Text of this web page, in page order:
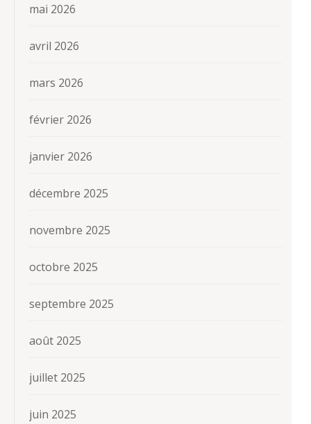
mai 2026
avril 2026
mars 2026
février 2026
janvier 2026
décembre 2025
novembre 2025
octobre 2025
septembre 2025
août 2025
juillet 2025
juin 2025